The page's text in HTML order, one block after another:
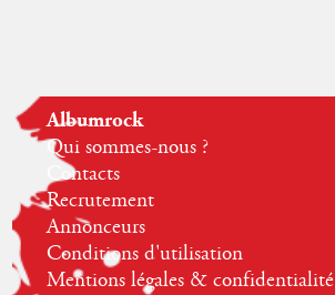
Albumrock
Qui sommes-nous ?
Contacts
Recrutement
Annonceurs
Conditions d'utilisation
Mentions légales & confidentialité